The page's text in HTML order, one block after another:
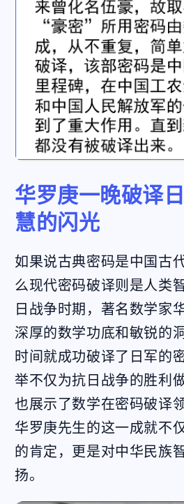
华罗庚一晚破译
慧的闪光
如果说古典密码是中国古
么现代密码破译则是人类
日战争时期，著名数学家
深厚的数学功底和敏锐的
时间就成功破译了日军的
举不仅为抗日战争的胜利
也展示了数学在密码破译
华罗庚先生的这一成就不
的肯定，更是对中华民族
扬。